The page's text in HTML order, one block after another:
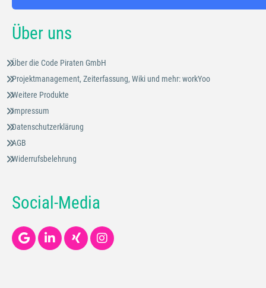
Über uns
Über die Code Piraten GmbH
Projektmanagement, Zeiterfassung, Wiki und mehr: workYoo
Weitere Produkte
Impressum
Datenschutzerklärung
AGB
Widerrufsbelehrung
Social-Media